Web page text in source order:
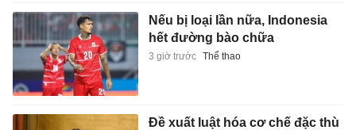
Nếu bị loại lần nữa, Indonesia
hết đường bào chữa
3 giờ trước Thể thao
Đề xuất luật hóa cơ chế đặc thù